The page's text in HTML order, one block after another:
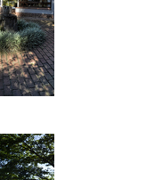
für eine
spezielle
nach
mittags ist
Das
an